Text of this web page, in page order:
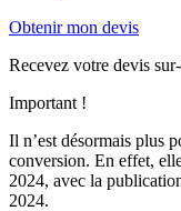
Obtenir mon devis
Recevez votre devis
Important !
Il n’est désormais plus
conversion. En effet,
2024, avec la
2024.